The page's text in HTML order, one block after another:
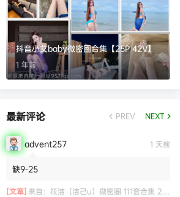
抖音小艾baby微密圈合集【25P 42V】
1 年前
最新评论 PREV NEXT
advent257 1 天前
缺9-25
[文章] 来自： 筱洁（洁己u）微密圈 111套合集 20.3G